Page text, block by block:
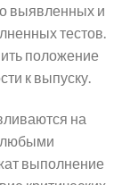
выявленных и
тестов.
положение
к выпуску.
на
любыми
выполнение